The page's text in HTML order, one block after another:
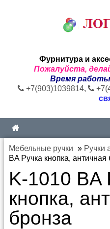
Фурнитура и
Пожалуйста,
Время работы
+7(903)1039814,
Мебельные ручки » Ручки
BA Ручка кнопка, античная
K-1010 BA
кнопка,
бронза